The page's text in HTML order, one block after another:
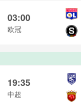
03:00
欧冠
19:35
中超